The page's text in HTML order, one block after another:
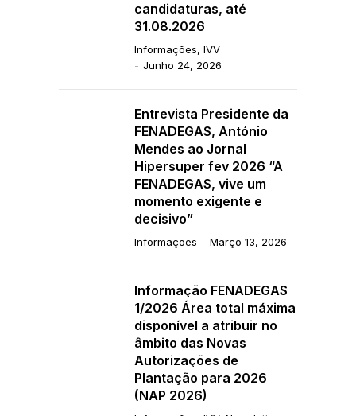
candidaturas, até
31.08.2026
Informações, IVV
Junho 24, 2026
Entrevista Presidente da
FENADEGAS, António
Mendes ao Jornal
Hipersuper fev 2026 “A
FENADEGAS, vive um
momento exigente e
decisivo”
Informações Março 13, 2026
Informação FENADEGAS
1/2026 Área total máxima
disponível a atribuir no
âmbito das Novas
Autorizações de
Plantação para 2026
(NAP 2026)